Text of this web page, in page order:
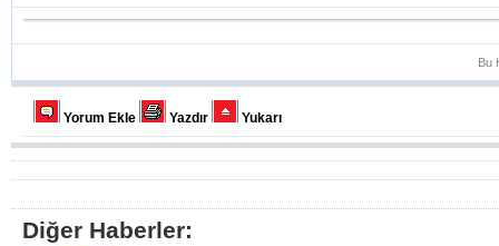
Bu
Yorum Ekle Yazdır Yukarı
Diğer Haberler: